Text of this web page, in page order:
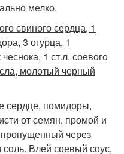
мелко.
свиного сердца, 1
3 огурца, 1
1 ст.л. соевого
молотый черный
сердце, помидоры,
от семян, промой и
через
Влей соевый соус,